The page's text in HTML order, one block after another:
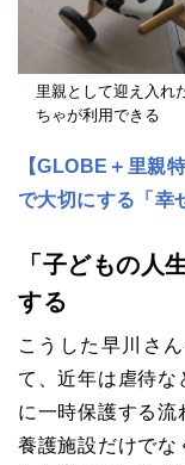
里親として迎え入れ
ちゃが利用できる
【GLOBE＋里親
で大切にする「幸
「子どもの人
する
こうした早川さ
て、近年は虐待な
に一時保護する
養護施設だけでな